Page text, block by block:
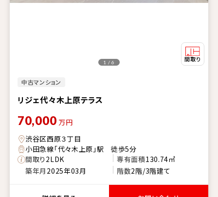
中古マンション
リジェ代々木上原テラス
1 / 6
70,000 万円
渋谷区西原３丁目
小田急線「代々木上原」駅 徒歩5分
間取り2LDK 専有面積130.74㎡
築年月 2025年03月 階数2階/3階建て